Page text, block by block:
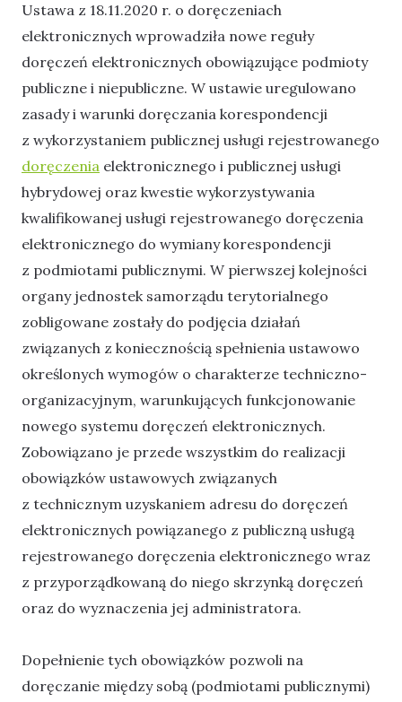
Ustawa z 18.11.2020 r. o doręczeniach
elektronicznych wprowadziła nowe reguły
doręczeń elektronicznych obowiązujące podmioty
publiczne i niepubliczne. W ustawie uregulowano
zasady i warunki doręczania korespondencji
z wykorzystaniem publicznej usługi rejestrowanego
doręczenia elektronicznego i publicznej usługi
hybrydowej oraz kwestie wykorzystywania
kwalifikowanej usługi rejestrowanego doręczenia
elektronicznego do wymiany korespondencji
z podmiotami publicznymi. W pierwszej kolejności
organy jednostek samorządu terytorialnego
zobligowane zostały do podjęcia działań
związanych z koniecznością spełnienia ustawowo
określonych wymogów o charakterze techniczno-
organizacyjnym, warunkujących funkcjonowanie
nowego systemu doręczeń elektronicznych.
Zobowiązano je przede wszystkim do realizacji
obowiązków ustawowych związanych
z technicznym uzyskaniem adresu do doręczeń
elektronicznych powiązanego z publiczną usługą
rejestrowanego doręczenia elektronicznego wraz
z przyporządkowaną do niego skrzynką doręczeń
oraz do wyznaczenia jej administratora.
Dopełnienie tych obowiązków pozwoli na
doręczanie między sobą (podmiotami publicznymi)